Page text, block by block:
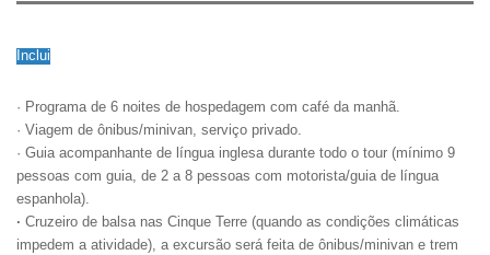
Inclui
· Programa de 6 noites de hospedagem com café da manhã.
· Viagem de ônibus/minivan, serviço privado.
· Guia acompanhante de língua inglesa durante todo o tour (mínimo 9
pessoas com guia, de 2 a 8 pessoas com motorista/guia de língua
espanhola).
· Cruzeiro de balsa nas Cinque Terre (quando as condições climáticas
impedem a atividade), a excursão será feita de ônibus/minivan e trem